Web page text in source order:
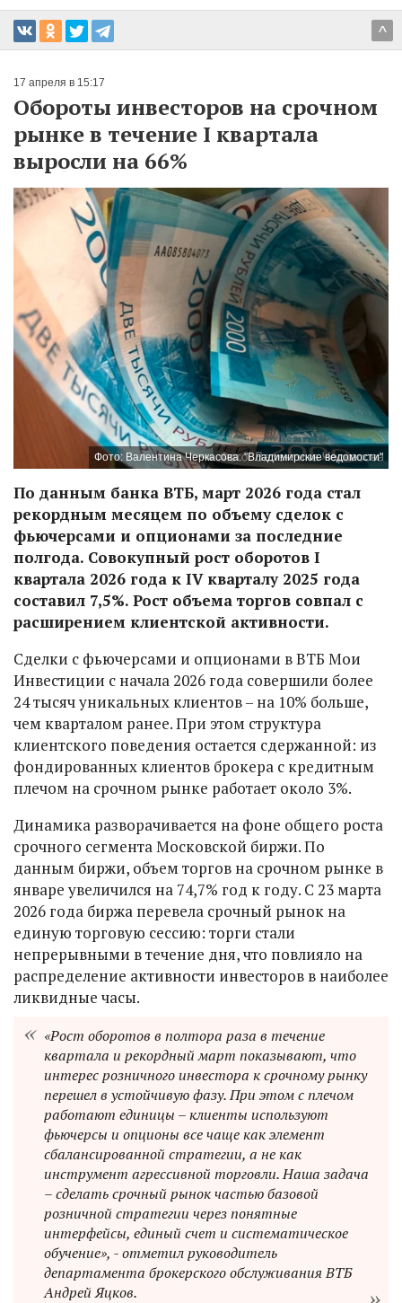
^
17 апреля в 15:17
Обороты инвесторов на срочном
рынке в течение I квартала
выросли на 66%
Фото: Валентина Черкасова. "Владимирские ведомости"
По данным банка ВТБ, март 2026 года стал
рекордным месяцем по объему сделок с
фьючерсами и опционами за последние
полгода. Совокупный рост оборотов I
квартала 2026 года к IV кварталу 2025 года
составил 7,5%. Рост объема торгов совпал с
расширением клиентской активности.
Сделки с фьючерсами и опционами в ВТБ Мои
Инвестиции с начала 2026 года совершили более
24 тысяч уникальных клиентов – на 10% больше,
чем кварталом ранее. При этом структура
клиентского поведения остается сдержанной: из
фондированных клиентов брокера с кредитным
плечом на срочном рынке работает около 3%.
Динамика разворачивается на фоне общего роста
срочного сегмента Московской биржи. По
данным биржи, объем торгов на срочном рынке в
январе увеличился на 74,7% год к году. С 23 марта
2026 года биржа перевела срочный рынок на
единую торговую сессию: торги стали
непрерывными в течение дня, что повлияло на
распределение активности инвесторов в наиболее
ликвидные часы.
«Рост оборотов в полтора раза в течение
квартала и рекордный март показывают, что
интерес розничного инвестора к срочному рынку
перешел в устойчивую фазу. При этом с плечом
работают единицы – клиенты используют
фьючерсы и опционы все чаще как элемент
сбалансированной стратегии, а не как
инструмент агрессивной торговли. Наша задача
– сделать срочный рынок частью базовой
розничной стратегии через понятные
интерфейсы, единый счет и систематическое
обучение», - отметил руководитель
департамента брокерского обслуживания ВТБ
Андрей Яцков.